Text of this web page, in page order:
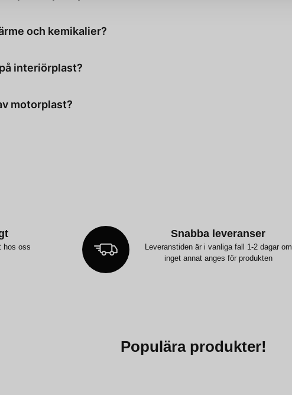
och kemikalier?
interiörplast?
motorplast?
hos oss
Snabba leveranser
Leveranstiden är i vanliga fall 1-2 dagar om
inget annat anges för produkten
Populära produkter!